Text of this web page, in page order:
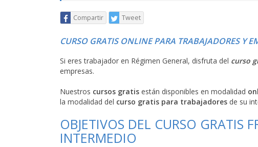
Compartir Tweet
CURSO GRATIS ONLINE PARA TRABAJADORES Y
Si eres trabajador en Régimen General, disfruta del curso
empresas.
Nuestros cursos gratis están disponibles en modalidad
la modalidad del curso gratis para trabajadores de su
OBJETIVOS DEL CURSO GRATIS
INTERMEDIO